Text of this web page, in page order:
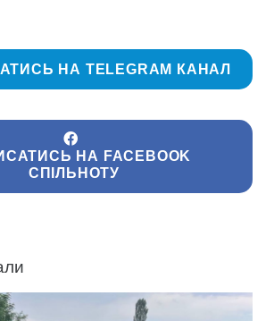
НА TELEGRAM КАНАЛ
НА FACEBOOK
СПІЛЬНОТУ